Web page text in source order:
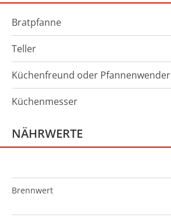
Bratpfanne
Teller
Küchenfreund oder Pfannenwender
Küchenmesser
NÄHRWERTE
Brennwert